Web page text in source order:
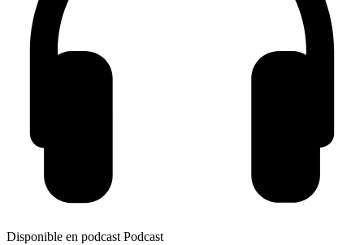
Disponible en podcast Podcast